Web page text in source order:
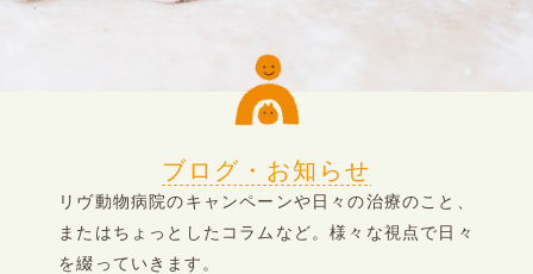
ブログ・お知らせ
リヴ動物病院のキャンペーンや日々の治療のこと、
またはちょっとしたコラムなど。様々な視点で日々
を綴っていきます。